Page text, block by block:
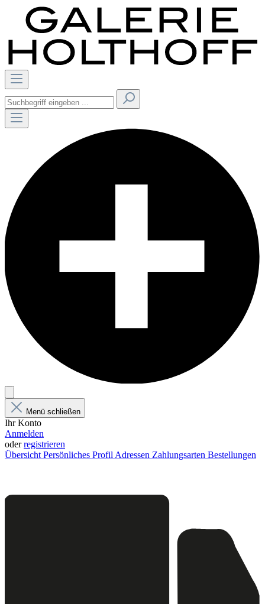
Menü schließen
Ihr Konto
Anmelden
oderregistrieren
Übersicht Persönliches Profil Adressen Zahlungsarten Bestellungen